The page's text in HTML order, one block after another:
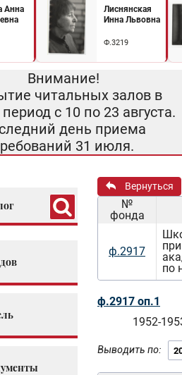
Анна
Лиснянская
Инна Львовна
Ф.3219
Внимание!
читальных залов в
с 10 по 23 августа.
день приема
31 июля.
Вернуться
№
фонда
ф.2917
по
ф.2917 оп.1
1952-
Выводить по: